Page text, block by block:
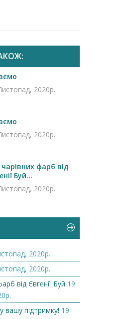
2020р.
2020р.
чарівних фарб від
Буй...
2020р.
2020р.
2020р.
від Євгенії Буй 19
вашу підтримку! 19